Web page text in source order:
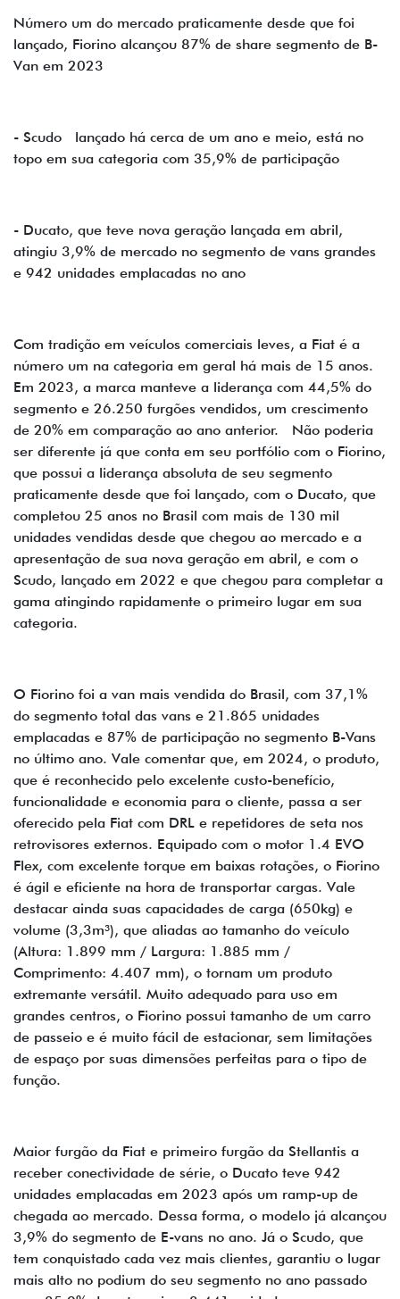
Número um do mercado praticamente desde que foi
lançado, Fiorino alcançou 87% de share segmento de B-
Van em 2023
- Scudo lançado há cerca de um ano e meio, está no
topo em sua categoria com 35,9% de participação
- Ducato, que teve nova geração lançada em abril,
atingiu 3,9% de mercado no segmento de vans grandes
e 942 unidades emplacadas no ano
Com tradição em veículos comerciais leves, a Fiat é a
número um na categoria em geral há mais de 15 anos.
Em 2023, a marca manteve a liderança com 44,5% do
segmento e 26.250 furgões vendidos, um crescimento
de 20% em comparação ao ano anterior. Não poderia
ser diferente já que conta em seu portfólio com o Fiorino,
que possui a liderança absoluta de seu segmento
praticamente desde que foi lançado, com o Ducato, que
completou 25 anos no Brasil com mais de 130 mil
unidades vendidas desde que chegou ao mercado e a
apresentação de sua nova geração em abril, e com o
Scudo, lançado em 2022 e que chegou para completar a
gama atingindo rapidamente o primeiro lugar em sua
categoria.
O Fiorino foi a van mais vendida do Brasil, com 37,1%
do segmento total das vans e 21.865 unidades
emplacadas e 87% de participação no segmento B-Vans
no último ano. Vale comentar que, em 2024, o produto,
que é reconhecido pelo excelente custo-benefício,
funcionalidade e economia para o cliente, passa a ser
oferecido pela Fiat com DRL e repetidores de seta nos
retrovisores externos. Equipado com o motor 1.4 EVO
Flex, com excelente torque em baixas rotações, o Fiorino
é ágil e eficiente na hora de transportar cargas. Vale
destacar ainda suas capacidades de carga (650kg) e
volume (3,3m³), que aliadas ao tamanho do veículo
(Altura: 1.899 mm / Largura: 1.885 mm /
Comprimento: 4.407 mm), o tornam um produto
extremante versátil. Muito adequado para uso em
grandes centros, o Fiorino possui tamanho de um carro
de passeio e é muito fácil de estacionar, sem limitações
de espaço por suas dimensões perfeitas para o tipo de
função.
Maior furgão da Fiat e primeiro furgão da Stellantis a
receber conectividade de série, o Ducato teve 942
unidades emplacadas em 2023 após um ramp-up de
chegada ao mercado. Dessa forma, o modelo já alcançou
3,9% do segmento de E-vans no ano. Já o Scudo, que
tem conquistado cada vez mais clientes, garantiu o lugar
mais alto no podium do seu segmento no ano passado